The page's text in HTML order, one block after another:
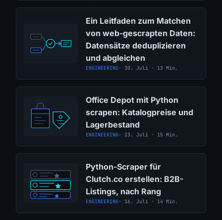
Ein Leitfaden zum Matchen
von web-gescrapten Daten:
Datensätze deduplizieren
und abgleichen
ENGINEERING· 30. Juli · 13 Min.
Office Depot mit Python
scrapen: Katalogpreise und
Lagerbestand
ENGINEERING· 23. Juli · 15 Min.
Python-Scraper für
Clutch.co erstellen: B2B-
Listings, nach Rang
ENGINEERING· 16. Juli · 14 Min.